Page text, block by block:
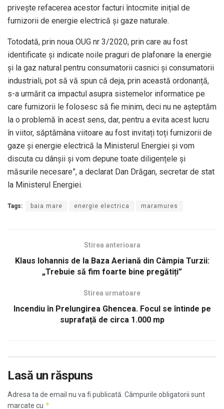
privește refacerea acestor facturi întocmite inițial de
furnizorii de energie electrică și gaze naturale.
Totodată, prin noua OUG nr 3/2020, prin care au fost
identificate și indicate noile praguri de plafonare la energie
și la gaz natural pentru consumatorii casnici și consumatorii
industriali, pot să vă spun că deja, prin această ordonanță,
s-a urmărit ca impactul asupra sistemelor informatice pe
care furnizorii le folosesc să fie minim, deci nu ne așteptăm
la o problemă în acest sens, dar, pentru a evita acest lucru
în viitor, săptămâna viitoare au fost invitați toți furnizorii de
gaze și energie electrică la Ministerul Energiei și vom
discuta cu dânșii și vom depune toate diligențele și
măsurile necesare”, a declarat Dan Drăgan, secretar de stat
la Ministerul Energiei.
Tags: baia mare energie electrica maramures
Stirea anterioara
Klaus Iohannis de la Baza Aeriană din Câmpia Turzii:
„Trebuie să fim foarte bine pregătiți”
Stirea urmatoare
Incendiu în Prelungirea Ghencea. Focul se întinde pe
suprafață de circa 1.000 mp
Lasă un răspuns
Adresa ta de email nu va fi publicată. Câmpurile obligatorii sunt
marcate cu *